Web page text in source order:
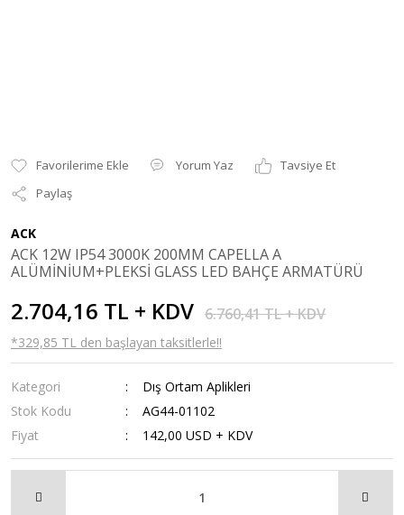
Yorum Yaz
Tavsiye Et
Paylaş
ACK
ACK 12W IP54 3000K 200MM CAPELLA A
ALÜMİNİUM+PLEKSİ GLASS LED BAHÇE ARMATÜRÜ
2.704,16 TL + KDV 6.760,41 TL + KDV
*329,85 TL den başlayan taksitlerle!!
Kategori
Dış Ortam Aplikleri
Stok Kodu
AG44-01102
Fiyat
142,00 USD + KDV